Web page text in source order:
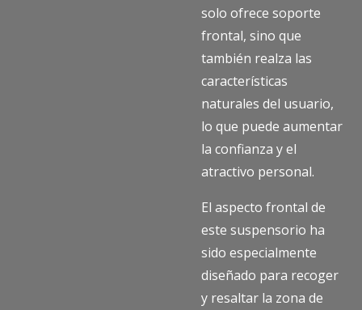
solo ofrece soporte
frontal, sino que
también realza las
características
naturales del usuario,
lo que puede aumentar
la confianza y el
atractivo personal.
El aspecto frontal de
este suspensorio ha
sido especialmente
diseñado para recoger
y resaltar la zona de